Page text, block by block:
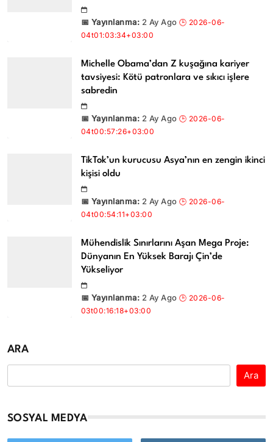
2 Ay Ago
Michelle Obama’dan Z kuşağına kariyer
tavsiyesi: Kötü patronlara ve sıkıcı işlere
sabredin
2 Ay Ago
TikTok’un kurucusu Asya’nın en zengin ikinci
kişisi oldu
2 Ay Ago
Mühendislik Sınırlarını Aşan Mega Proje:
Dünyanın En Yüksek Barajı Çin’de
Yükseliyor
2 Ay Ago
ARA
Ara
SOSYAL MEDYA